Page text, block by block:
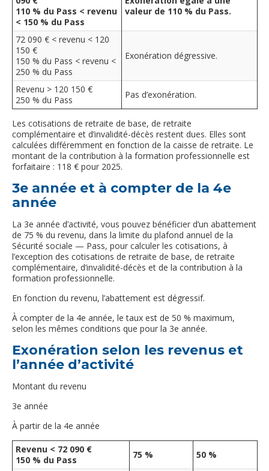
110 % du Pass < revenu
< 150 % du Pass
valeur de 110 % du Pass.
72 090 € < revenu < 120
150 €
150 % du Pass < revenu <
250 % du Pass
Exonération dégressive.
Revenu > 120 150 €
250 % du Pass
Pas d’exonération.
Les cotisations de retraite de base, de retraite
complémentaire et d’invalidité-décès restent dues. Elles sont
calculées différemment en fonction de la caisse de retraite. Le
montant de la contribution à la formation professionnelle est
forfaitaire : 118 € pour 2025.
3e année et à compter de la 4e
année
La 3e année d’activité, vous pouvez bénéficier d’un abattement
de 75 % du revenu, dans la limite du plafond annuel de la
Sécurité sociale — Pass, pour calculer les cotisations, à
l’exception des cotisations de retraite de base, de retraite
complémentaire, d’invalidité-décès et de la contribution à la
formation professionnelle.
En fonction du revenu, l’abattement est dégressif.
À compter de la 4e année, le taux est de 50 % maximum,
selon les mêmes conditions que pour la 3e année.
Exonération selon les revenus et
l’année d’activité
Montant du revenu
3e année
À partir de la 4e année
Revenu < 72 090 €
150 % du Pass
75 %
50 %